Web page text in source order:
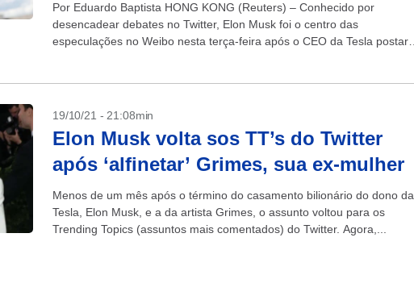
Por Eduardo Baptista HONG KONG (Reuters) – Conhecido por
desencadear debates no Twitter, Elon Musk foi o centro das
especulações no Weibo nesta terça-feira após o CEO da Tesla postar
19/10/21 - 21:08min
Elon Musk volta sos TT’s do Twitter
após ‘alfinetar’ Grimes, sua ex-mulher
Menos de um mês após o término do casamento bilionário do dono da
Tesla, Elon Musk, e a da artista Grimes, o assunto voltou para os
Trending Topics (assuntos mais comentados) do Twitter. Agora,...